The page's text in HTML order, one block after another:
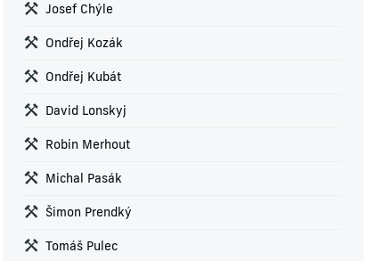
Josef Chýle
Ondřej Kozák
Ondřej Kubát
David Lonskyj
Robin Merhout
Michal Pasák
Šimon Prendký
Tomáš Pulec